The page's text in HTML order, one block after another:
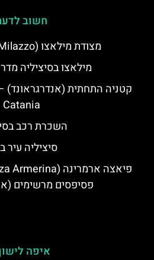
חשוב
מצודת מילאצו (Castello di Milazzo)
מילאצו בסיציליה
Catania
השכרת רכב
סיציליה עיר
פסיפסים מרשימים
איפה